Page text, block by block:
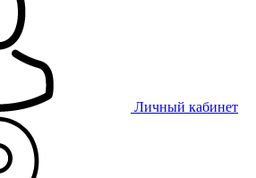
Личный кабинет